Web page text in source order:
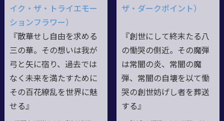
イク・ザ・トライエモー
ションフラワー）
『散華せし自由を求める
三の華。その想いは我が
弓と矢に宿り、過去では
なく未来を満たすために
その百花繚乱を世界に魅
せる』
ザ・ダークポイント）
『創世にして終末たる八
の慟哭の側近。その魔弾
は常闇の炎、常闇の魔
弾、常闇の自壊を以て慟
哭の創世妨げし者を葬送
する』